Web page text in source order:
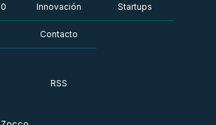
Innovación Startups
Contacto
RSS